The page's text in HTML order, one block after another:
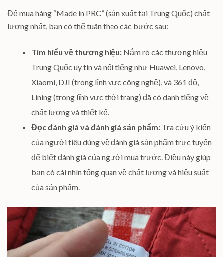
Để mua hàng “Made in PRC” (sản xuất tại Trung Quốc) chất
lượng nhất, bạn có thể tuân theo các bước sau:
Tìm hiểu về thương hiệu: Nắm rõ các thương hiệu
Trung Quốc uy tín và nổi tiếng như Huawei, Lenovo,
Xiaomi, DJI (trong lĩnh vực công nghệ), và 361 độ,
Lining (trong lĩnh vực thời trang) đã có danh tiếng về
chất lượng và thiết kế.
Đọc đánh giá và đánh giá sản phẩm: Tra cứu ý kiến
của người tiêu dùng về đánh giá sản phẩm trực tuyến
để biết đánh giá của người mua trước. Điều này giúp
bạn có cái nhìn tổng quan về chất lượng và hiệu suất
của sản phẩm.